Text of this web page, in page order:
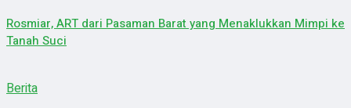
Rosmiar, ART dari Pasaman Barat yang Menaklukkan Mimpi ke
Tanah Suci
Berita